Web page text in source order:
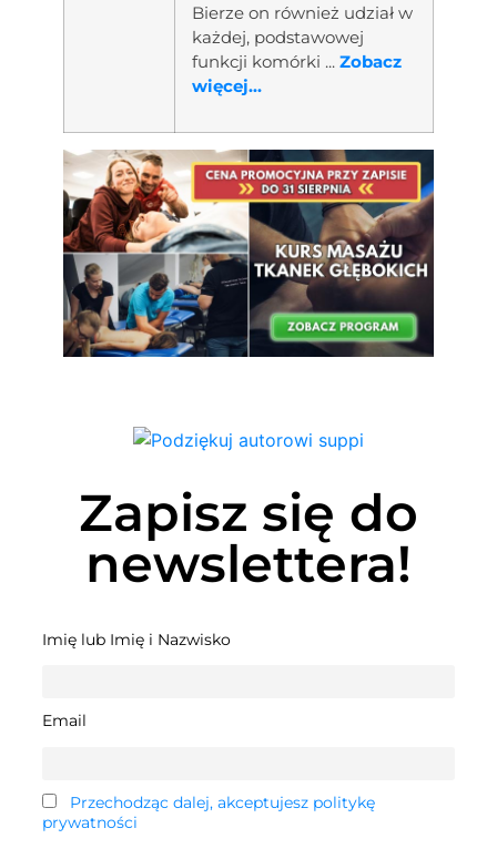
Bierze on również udział w
każdej, podstawowej
funkcji komórki ... Zobacz
więcej...
Zapisz się do
newslettera!
Imię lub Imię i Nazwisko
Email
Przechodząc dalej, akceptujesz politykę
prywatności